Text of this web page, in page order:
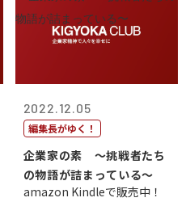
2022.12.05
編集長がゆく！
企業家の素 〜挑戦者たち
の物語が詰まっている〜
amazon Kindleで販売中！